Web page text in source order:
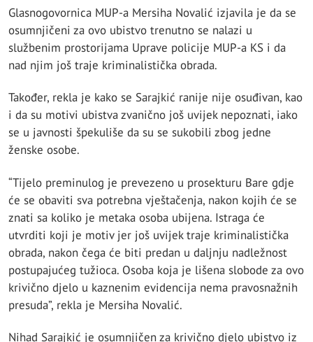
Glasnogovornica MUP-a Mersiha Novalić izjavila je da se
osumnjičeni za ovo ubistvo trenutno se nalazi u
službenim prostorijama Uprave policije MUP-a KS i da
nad njim još traje kriminalistička obrada.
Također, rekla je kako se Sarajkić ranije nije osuđivan, kao
i da su motivi ubistva zvanično još uvijek nepoznati, iako
se u javnosti špekuliše da su se sukobili zbog jedne
ženske osobe.
“Tijelo preminulog je prevezeno u prosekturu Bare gdje
će se obaviti sva potrebna vještačenja, nakon kojih će se
znati sa koliko je metaka osoba ubijena. Istraga će
utvrditi koji je motiv jer još uvijek traje kriminalistička
obrada, nakon čega će biti predan u daljnju nadležnost
postupajućeg tužioca. Osoba koja je lišena slobode za ovo
krivično djelo u kaznenim evidencija nema pravosnažnih
presuda”, rekla je Mersiha Novalić.
Nihad Sarajkić je osumnjičen za krivično djelo ubistvo iz